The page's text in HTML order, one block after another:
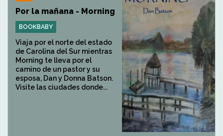
Por la mañana - Morning
BOOKBABY
Viaja por el norte del estado
de Carolina del Sur mientras
Morning te lleva por el
camino de un pastor y su
esposa, Dan y Donna Batson.
Visite las ciudades donde...